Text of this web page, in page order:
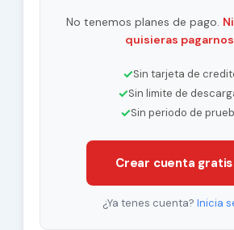
No tenemos planes de pago.
quisieras
✓Sin tarjeta de
✓Sin limite de
✓Sin periodo de
Crear cuenta gratis
¿Ya tenes cuenta? Inicia